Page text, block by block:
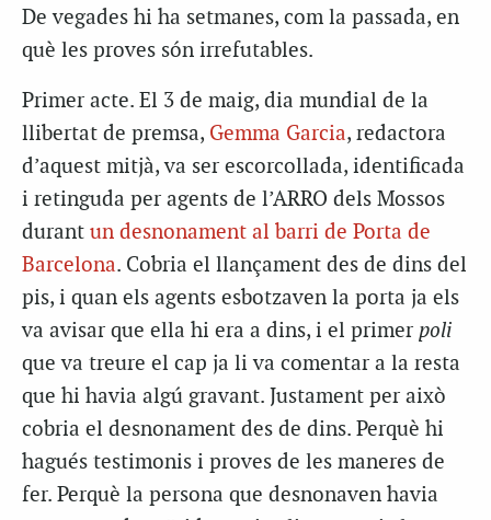
De vegades hi ha setmanes, com la passada, en
què les proves són irrefutables.
Primer acte. El 3 de maig, dia mundial de la
llibertat de premsa, Gemma Garcia, redactora
d’aquest mitjà, va ser escorcollada, identificada
i retinguda per agents de l’ARRO dels Mossos
durant un desnonament al barri de Porta de
Barcelona. Cobria el llançament des de dins del
pis, i quan els agents esbotzaven la porta ja els
va avisar que ella hi era a dins, i el primer poli
que va treure el cap ja li va comentar a la resta
que hi havia algú gravant. Justament per això
cobria el desnonament des de dins. Perquè hi
hagués testimonis i proves de les maneres de
fer. Perquè la persona que desnonaven havia